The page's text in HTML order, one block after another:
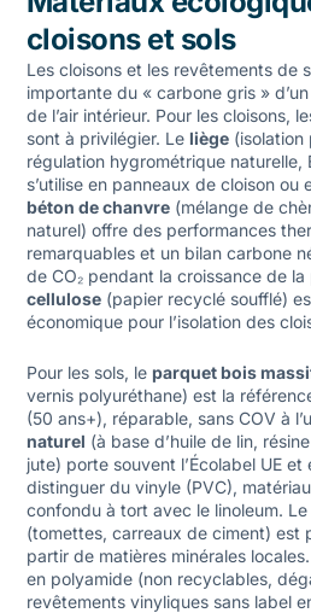
cloisons et sols
Les cloisons et les revêtements de
importante du « carbone gris »
de l’air intérieur. Pour les cloisons,
sont à privilégier. Le liège(isolation
régulation hygrométrique naturelle,
s’utilise en panneaux de cloison ou
béton de chanvre(mélange de
naturel) offre des performances
remarquables et un bilan carbone
de CO₂ pendant la croissance de la
cellulose(papier recyclé soufflé)
économique pour l’isolation des
Pour les sols, le parquet bois
vernis polyuréthane) est la
(50 ans+), réparable, sans COV à
naturel (à base d’huile de lin,
jute) porte souvent l’Écolabel UE
distinguer du vinyle (PVC),
confondu à tort avec le linoleum. Le
(tomettes, carreaux de ciment) est
partir de matières minérales
en polyamide (non recyclables,
revêtements vinyliques sans label